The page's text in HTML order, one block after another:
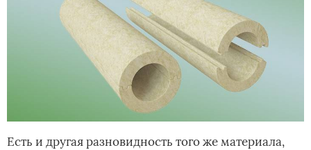
Есть и другая разновидность того же материала,